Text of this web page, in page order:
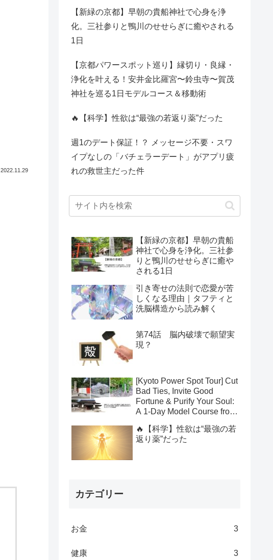
2022.11.29
【新緑の京都】早朝の貴船神社で心身を浄
化。三社参りと鴨川のせせらぎに癒やされる
1日
【京都パワースポット巡り】縁切り・良縁・
浄化を叶える！安井金比羅宮〜鈴虫寺〜賀茂
神社を巡る1日モデルコース＆移動術
🔥【科学】性欲は“最強の若返り薬”だった
週1のデート保証！？ メッセージ不要・スワ
イプなしの「バチェラーデート」がアプリ疲
れの救世主だった件
【新緑の京都】早朝の貴船
神社で心身を浄化。三社参
りと鴨川のせせらぎに癒や
される1日
引き寄せの法則で恋愛が苦
しくなる理由｜タフティと
洗脳構造から読み解く
第74話 脳内破壊で願望実
現？
[Kyoto Power Spot Tour] Cut
Bad Ties, Invite Good
Fortune & Purify Your Soul:
A 1-Day Model Course from
Suzumushi-dera to Kamo
Shrines
🔥【科学】性欲は“最強の若
返り薬”だった
カテゴリー
お金 3
健康 3